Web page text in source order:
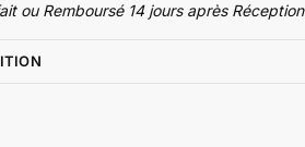
ou Remboursé 14 jours après Réception